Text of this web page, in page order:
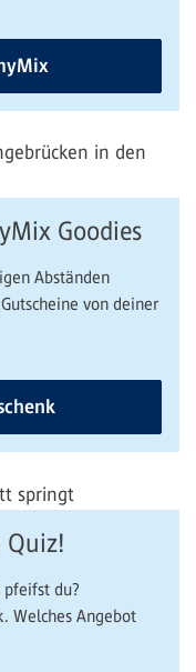
Goodies
Abständen
von deiner
Quiz!
du?
Welches Angebot